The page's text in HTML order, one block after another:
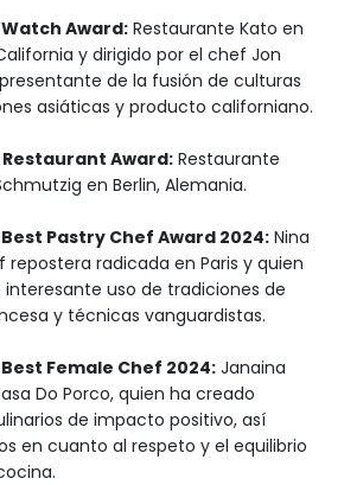
Award: Restaurante Kato en
y dirigido por el chef Jon
de la fusión de culturas
asiáticas y producto californiano.
Award: Restaurante
en Berlin, Alemania.
Best Pastry Chef Award 2024: Nina
repostera radicada en Paris y quien
uso de tradiciones de
y técnicas vanguardistas.
Female Chef 2024: Janaina
Do Porco, quien ha creado
de impacto positivo, así
en cuanto al respeto y el equilibrio